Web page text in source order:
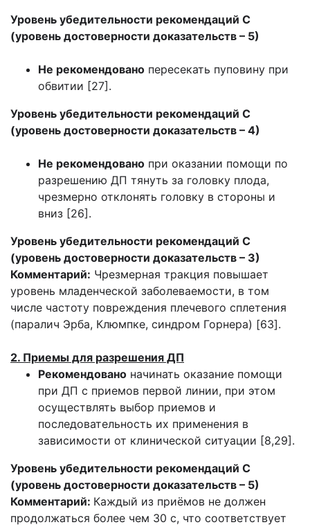
Уровень убедительности рекомендаций С
(уровень достоверности доказательств – 5)
Не рекомендовано пересекать пуповину при
обвитии [27].
Уровень убедительности рекомендаций С
(уровень достоверности доказательств – 4)
Не рекомендовано при оказании помощи по
разрешению ДП тянуть за головку плода,
чрезмерно отклонять головку в стороны и
вниз [26].
Уровень убедительности рекомендаций С
(уровень достоверности доказательств – 3)
Комментарий: Чрезмерная тракция повышает
уровень младенческой заболеваемости, в том
числе частоту повреждения плечевого сплетения
(паралич Эрба, Клюмпке, синдром Горнера) [63].
2. Приемы для разрешения ДП
Рекомендовано начинать оказание помощи
при ДП с приемов первой линии, при этом
осуществлять выбор приемов и
последовательность их применения в
зависимости от клинической ситуации [8,29].
Уровень убедительности рекомендаций С
(уровень достоверности доказательств – 5)
Комментарий: Каждый из приёмов не должен
продолжаться более чем 30 с, что соответствует